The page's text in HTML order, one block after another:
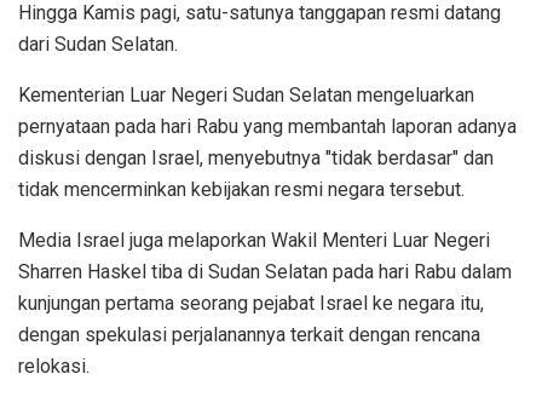
Hingga Kamis pagi, satu-satunya tanggapan resmi datang
dari Sudan Selatan.
Kementerian Luar Negeri Sudan Selatan mengeluarkan
pernyataan pada hari Rabu yang membantah laporan adanya
diskusi dengan Israel, menyebutnya "tidak berdasar" dan
tidak mencerminkan kebijakan resmi negara tersebut.
Media Israel juga melaporkan Wakil Menteri Luar Negeri
Sharren Haskel tiba di Sudan Selatan pada hari Rabu dalam
kunjungan pertama seorang pejabat Israel ke negara itu,
dengan spekulasi perjalanannya terkait dengan rencana
relokasi.